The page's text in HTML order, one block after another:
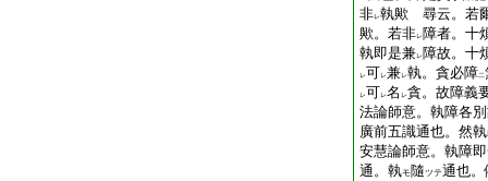
非レ執歟 尋云。若
歟。若非レ障者。十
執即是兼レ障故。十
レ可レ兼レ執。貪必障二
レ可レ名 レ貪。故障義
法論師意。執障各
廣前五識通也。然
安慧論師意。執障
通。執モ隨ツテ通也。